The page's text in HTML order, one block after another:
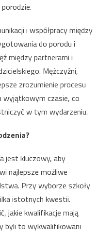
i współpracy między
do porodu i
między partnerami i
Mężczyźni,
zrozumienie procesu
czasie, co
w tym wydarzeniu.
jest kluczowy, aby
najlepsze możliwe
Przy wyborze szkoły
istotnych kwestii.
jakie kwalifikacje mają
byli to wykwalifikowani